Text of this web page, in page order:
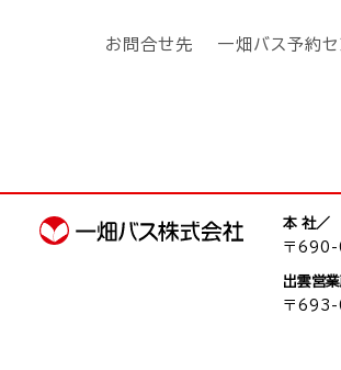
お問合せ先 一畑バス予
本 社／
〒
出雲営
〒